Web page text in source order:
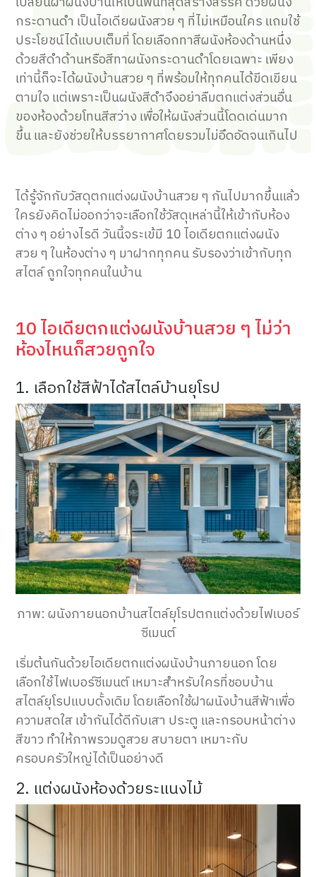
กระดานดำ เป็นไอเดียผนังสวย ๆ ที่ไม่เหมือนใคร แถมใช้
ประโยชน์ได้แบบเต็มที่ โดยเลือกทาสีผนังห้องด้านหนึ่ง
ด้วยสีดำด้านหรือสีทาผนังกระดานดำโดยเฉพาะ เพียง
เท่านี้ก็จะได้ผนังบ้านสวย ๆ ที่พร้อมให้ทุกคนได้ขีดเขียน
ตามใจ แต่เพราะเป็นผนังสีดำจึงอย่าลืมตกแต่งส่วนอื่น
ของห้องด้วยโทนสีสว่าง เพื่อให้ผนังส่วนนี้โดดเด่นมาก
ขึ้น และยังช่วยให้บรรยากาศโดยรวมไม่อึดอัดจนเกินไป
ได้รู้จักกับวัสดุตกแต่งผนังบ้านสวย ๆ กันไปมากขึ้นแล้ว
ใครยังคิดไม่ออกว่าจะเลือกใช้วัสดุเหล่านี้ให้เข้ากับห้อง
ต่าง ๆ อย่างไรดี วันนี้จระเข้มี 10 ไอเดียตกแต่งผนัง
สวย ๆ ในห้องต่าง ๆ มาฝากทุกคน รับรองว่าเข้ากับทุก
สไตล์ ถูกใจทุกคนในบ้าน
10 ไอเดียตกแต่งผนังบ้านสวย ๆ ไม่ว่า
ห้องไหนก็สวยถูกใจ
1. เลือกใช้สีฟ้าได้สไตล์บ้านยุโรป
ภาพ: ผนังภายนอกบ้านสไตล์ยุโรปตกแต่งด้วยไฟเบอร์
ซีเมนต์
เริ่มต้นกันด้วยไอเดียตกแต่งผนังบ้านภายนอก โดย
เลือกใช้ไฟเบอร์ซีเมนต์ เหมาะสำหรับใครที่ชอบบ้าน
สไตล์ยุโรปแบบดั้งเดิม โดยเลือกใช้ฝาผนังบ้านสีฟ้าเพื่อ
ความสดใส เข้ากันได้ดีกับเสา ประตู และกรอบหน้าต่าง
สีขาว ทำให้ภาพรวมดูสวย สบายตา เหมาะกับ
ครอบครัวใหญ่ได้เป็นอย่างดี
2. แต่งผนังห้องด้วยระแนงไม้